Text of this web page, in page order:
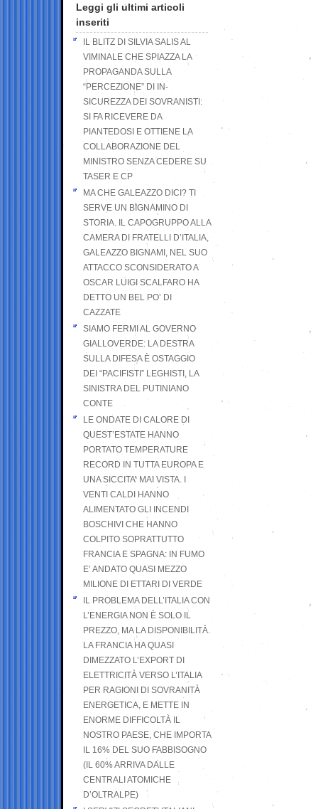
Leggi gli ultimi articoli
inseriti
IL BLITZ DI SILVIA SALIS AL
VIMINALE CHE SPIAZZA LA
PROPAGANDA SULLA
“PERCEZIONE” DI IN-
SICUREZZA DEI SOVRANISTI:
SI FA RICEVERE DA
PIANTEDOSI E OTTIENE LA
COLLABORAZIONE DEL
MINISTRO SENZA CEDERE SU
TASER E CP
MA CHE GALEAZZO DICI? TI
SERVE UN BIGNAMINO DI
STORIA. IL CAPOGRUPPO ALLA
CAMERA DI FRATELLI D’ITALIA,
GALEAZZO BIGNAMI, NEL SUO
ATTACCO SCONSIDERATO A
OSCAR LUIGI SCALFARO HA
DETTO UN BEL PO’ DI
CAZZATE
SIAMO FERMI AL GOVERNO
GIALLOVERDE: LA DESTRA
SULLA DIFESA È OSTAGGIO
DEI “PACIFISTI” LEGHISTI, LA
SINISTRA DEL PUTINIANO
CONTE
LE ONDATE DI CALORE DI
QUEST’ESTATE HANNO
PORTATO TEMPERATURE
RECORD IN TUTTA EUROPA E
UNA SICCITA’ MAI VISTA. I
VENTI CALDI HANNO
ALIMENTATO GLI INCENDI
BOSCHIVI CHE HANNO
COLPITO SOPRATTUTTO
FRANCIA E SPAGNA: IN FUMO
E’ ANDATO QUASI MEZZO
MILIONE DI ETTARI DI VERDE
IL PROBLEMA DELL’ITALIA CON
L’ENERGIA NON È SOLO IL
PREZZO, MA LA DISPONIBILITÀ.
LA FRANCIA HA QUASI
DIMEZZATO L’EXPORT DI
ELETTRICITÀ VERSO L’ITALIA
PER RAGIONI DI SOVRANITÀ
ENERGETICA, E METTE IN
ENORME DIFFICOLTÀ IL
NOSTRO PAESE, CHE IMPORTA
IL 16% DEL SUO FABBISOGNO
(IL 60% ARRIVA DALLE
CENTRALI ATOMICHE
D’OLTRALPE)